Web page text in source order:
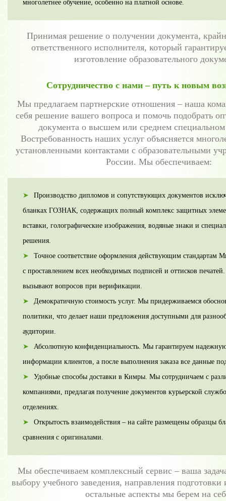
многолетнее обучение, особенно на платной основе.
Принимая решение о получении документа,
ответственного исполнителя, который
изготовление образовательного
Сотрудничество с нами – путь к новым
Мы предлагаем партнерские отношения – наша
себя решение вашего вопроса и помочь подобрать
документа о высшем или среднем
Востребованность наших услуг объясняется
установленными контактами с образовательными
России. Мы обеспечиваем:
Производство дипломов и сопутствующих документов
бланках ГОЗНАК, содержащих полный комплекс защитных
вставки, голографические изображения, водяные знаки и
решения.
Точное соответствие оформления действующим стандартам
с проставлением всех необходимых подписей и оттисков
вызывают вопросов при верификации.
Демократичную стоимость услуг. Мы придерживаемся
политики, что делает наши предложения доступными для
аудитории.
Абсолютную конфиденциальность. Мы гарантируем
информации клиентов, а после выполнения заказа все данные
Удобные способы доставки в Кимры. Мы сотрудничаем с
компаниями, предлагая получение документов курьерской
отделениях.
Открытость взаимодействия – на сайте размещены образцы
сравнения с оригиналами.
Мы обеспечиваем комплексный сервис – ваша
выбору учебного заведения, направления
остальные аспекты мы берем на